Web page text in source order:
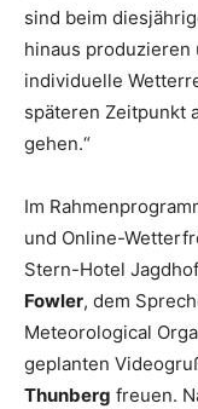
sind beim
hinaus produzieren
individuelle
späteren Zeitpunkt
gehen.“
Im
und Online-
Stern-Hotel
Fowler, dem
Meteorological
geplanten
Thunberg freuen.